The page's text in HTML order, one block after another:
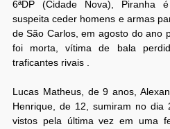
6ªDP (Cidade Nova), Piranha
suspeita ceder homens e armas
de São Carlos, em agosto do ano
foi morta, vítima de bala
traficantes rivais .
Lucas Matheus, de 9 anos,
Henrique, de 12, sumiram no dia
vistos pela última vez em uma